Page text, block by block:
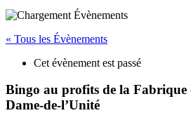
« Tous les Évènements
Cet évènement est passé
Bingo au profits de la Fabrique
Dame-de-l’Unité